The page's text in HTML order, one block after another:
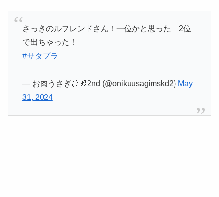
さっきのルフレンドさん！一位かと思った！2位
で出ちゃった！
#サタプラ
— お肉うさぎ🍖🐰2nd (@onikuusagimskd2) May
31, 2024